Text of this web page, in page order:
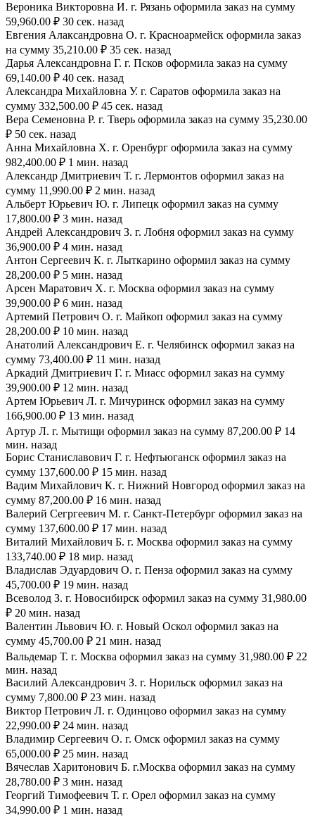
Вероника Викторовна И. г. Рязань оформила заказ на сумму
59,960.00 ₽ 30 сек. назад
Евгения Алаксандровна О. г. Красноармейск оформила заказ
на сумму 35,210.00 ₽ 35 сек. назад
Дарья Александровна Г. г. Псков оформила заказ на сумму
69,140.00 ₽ 40 сек. назад
Александра Михайловна У. г. Саратов оформила заказ на
сумму 332,500.00 ₽ 45 сек. назад
Вера Семеновна Р. г. Тверь оформила заказ на сумму 35,230.00
₽ 50 сек. назад
Анна Михайловна Х. г. Оренбург оформила заказ на сумму
982,400.00 ₽ 1 мин. назад
Александр Дмитриевич Т. г. Лермонтов оформил заказ на
сумму 11,990.00 ₽ 2 мин. назад
Альберт Юрьевич Ю. г. Липецк оформил заказ на сумму
17,800.00 ₽ 3 мин. назад
Андрей Александрович З. г. Лобня оформил заказ на сумму
36,900.00 ₽ 4 мин. назад
Антон Сергеевич К. г. Лыткарино оформил заказ на сумму
28,200.00 ₽ 5 мин. назад
Арсен Маратович Х. г. Москва оформил заказ на сумму
39,900.00 ₽ 6 мин. назад
Артемий Петрович О. г. Майкоп оформил заказ на сумму
28,200.00 ₽ 10 мин. назад
Анатолий Александрович Е. г. Челябинск оформил заказ на
сумму 73,400.00 ₽ 11 мин. назад
Аркадий Дмитриевич Г. г. Миасс оформил заказ на сумму
39,900.00 ₽ 12 мин. назад
Артем Юрьевич Л. г. Мичуринск оформил заказ на сумму
166,900.00 ₽ 13 мин. назад
Артур Л. г. Мытищи оформил заказ на сумму 87,200.00 ₽ 14
мин. назад
Борис Станиславович Г. г. Нефтьюганск оформил заказ на
сумму 137,600.00 ₽ 15 мин. назад
Вадим Михайлович К. г. Нижний Новгород оформил заказ на
сумму 87,200.00 ₽ 16 мин. назад
Валерий Сегргеевич М. г. Санкт-Петербург оформил заказ на
сумму 137,600.00 ₽ 17 мин. назад
Виталий Михайлович Б. г. Москва оформил заказ на сумму
133,740.00 ₽ 18 мир. назад
Владислав Эдуардович О. г. Пенза оформил заказ на сумму
45,700.00 ₽ 19 мин. назад
Всеволод З. г. Новосибирск оформил заказ на сумму 31,980.00
₽ 20 мин. назад
Валентин Львович Ю. г. Новый Оскол оформил заказ на
сумму 45,700.00 ₽ 21 мин. назад
Вальдемар Т. г. Москва оформил заказ на сумму 31,980.00 ₽ 22
мин. назад
Василий Александрович З. г. Норильск оформил заказ на
сумму 7,800.00 ₽ 23 мин. назад
Виктор Петрович Л. г. Одинцово оформил заказ на сумму
22,990.00 ₽ 24 мин. назад
Владимир Сергеевич О. г. Омск оформил заказ на сумму
65,000.00 ₽ 25 мин. назад
Вячеслав Харитонович Б. г.Москва оформил заказ на сумму
28,780.00 ₽ 3 мин. назад
Георгий Тимофеевич Т. г. Орел оформил заказ на сумму
34,990.00 ₽ 1 мин. назад